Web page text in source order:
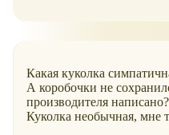
Какая куколка
А коробочки не
производителя написано?
Куколка необычная, мне